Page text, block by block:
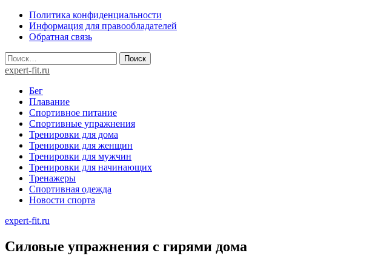
Skip
content
Политика конфиденциальности
Информация для правообладателей
Обратная связь
Найти:
expert-fit.ru
Бег
Плавание
Спортивное питание
Спортивные упражнения
Тренировки для дома
Тренировки для женщин
Тренировки для мужчин
Тренировки для начинающих
Тренажеры
Спортивная одежда
Новости спорта
expert-fit.ru
Силовые упражнения с гирями дома